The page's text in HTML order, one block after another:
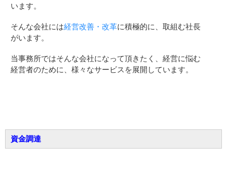
います。
そんな会社には経営改善・改革に積極的に、取組む社長
がいます。
当事務所ではそんな会社になって頂きたく、経営に悩む
経営者のために、様々なサービスを展開しています。
資金調達